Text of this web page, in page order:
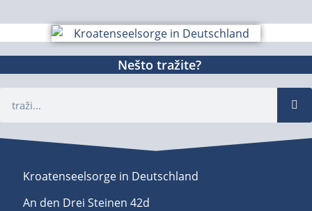
Nešto tražite?
Kroatenseelsorge in Deutschland
An den Drei Steinen 42d